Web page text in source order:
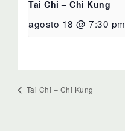
Tai Chi – Chi Kung
agosto 18 @ 7:30 pm
Tai Chi – Chi Kung